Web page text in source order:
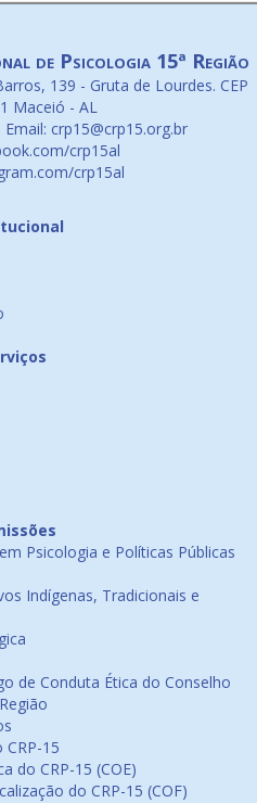
de Psicologia 15ª Região
139 - Gruta de Lourdes. CEP
Maceió - AL
crp15@crp15.org.br
crp15al
crp15al
Psicologia e Políticas Públicas
Indígenas, Tradicionais e
de Conduta Ética do Conselho
15
do CRP-15 (COE)
do CRP-15 (COF)